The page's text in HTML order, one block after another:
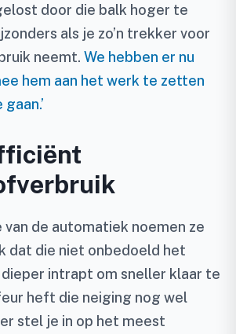
door die balk hoger te
als je zo’n trekker voor
neemt. We hebben er nu
hem aan het werk te zetten
de automatiek noemen ze
dat die niet onbedoeld het
intrapt om sneller klaar te
heft die neiging nog wel
stel je in op het meest